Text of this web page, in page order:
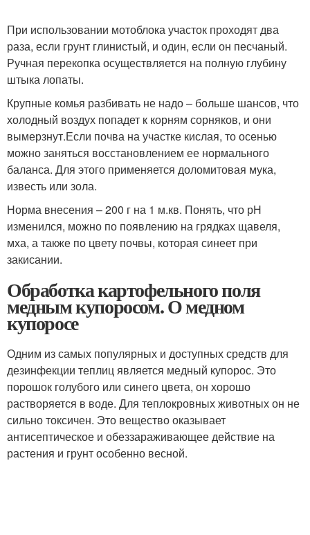
При использовании мотоблока участок проходят два
раза, если грунт глинистый, и один, если он песчаный.
Ручная перекопка осуществляется на полную глубину
штыка лопаты.
Крупные комья разбивать не надо – больше шансов, что
холодный воздух попадет к корням сорняков, и они
вымерзнут.Если почва на участке кислая, то осенью
можно заняться восстановлением ее нормального
баланса. Для этого применяется доломитовая мука,
известь или зола.
Норма внесения – 200 г на 1 м.кв. Понять, что рН
изменился, можно по появлению на грядках щавеля,
мха, а также по цвету почвы, которая синеет при
закисании.
Обработка картофельного поля
медным купоросом. О медном
купоросе
Одним из самых популярных и доступных средств для
дезинфекции теплиц является медный купорос. Это
порошок голубого или синего цвета, он хорошо
растворяется в воде. Для теплокровных животных он не
сильно токсичен. Это вещество оказывает
антисептическое и обеззараживающее действие на
растения и грунт особенно весной.